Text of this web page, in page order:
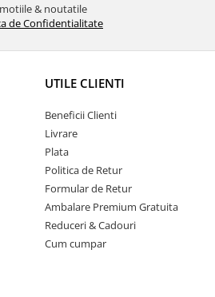
& noutatile
de Confidentialitate
UTILE CLIENTI
Beneficii Clienti
Livrare
Plata
Politica de Retur
Formular de Retur
Ambalare Premium Gratuita
Reduceri & Cadouri
Cum cumpar